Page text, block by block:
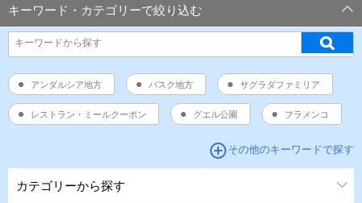
キーワード・カテゴリーで絞り込む
アンダルシア地方 バスク地方 サグラダファミリア
レストラン・ミールクーポン グエル公園 フラメンコ
add_circle_outline その他のキーワードで探す
カテゴリーから探す